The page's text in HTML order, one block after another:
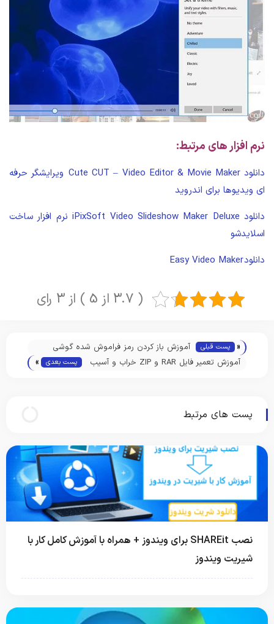
نرم افزار های مرتبط:
دانلودCute CUT – Video Editor & Movie Maker ویرایشگر حرفه
ای ویدیوها برای اندروید
دانلود iPixSoft Video Slideshow Maker Deluxeنرم افزار ساخت
اسلایدشو
دانلودEasy Video Maker
( 3.7 از 5 ) از 3 رای
« پست قبلی
آموزش باز کردن رمز فراموش شده گوشی
اندروید
آموزش تعمیر فایل RAR و ZIP خراب و آسیب
پست بعدی »
پست های مرتبط
نصب SHAREit برای ویندوز + همراه با آموزش کامل کار با
شیریت ویندوز